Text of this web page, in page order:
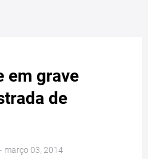
em grave
de
- março 03, 2014